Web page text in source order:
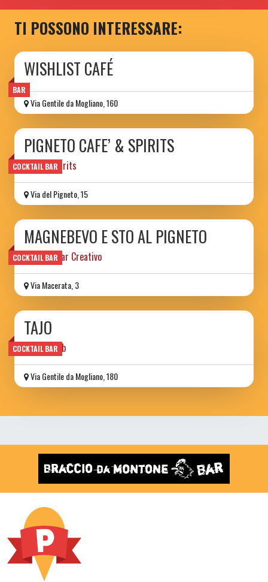
TI POSSONO INTERESSARE:
BAR
WISHLIST CAFÉ
Via Gentile da Mogliano, 160
COCKTAIL BAR
PIGNETO CAFE’ & SPIRITS
cafe' & spirits
Via del Pigneto, 15
COCKTAIL BAR
MAGNEBEVO E STO AL PIGNETO
Cocktail Bar Creativo
Via Macerata, 3
COCKTAIL BAR
TAJO
cocktailpub
Via Gentile da Mogliano, 180